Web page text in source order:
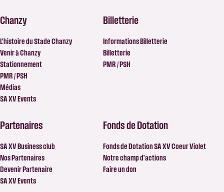
Chanzy
L’histoire du Stade Chanzy
Venir à Chanzy
Stationnement
PMR / PSH
Médias
SA XV Events
Billetterie
Informations Billetterie
Billetterie
PMR / PSH
Partenaires
SA XV Business club
Nos Partenaires
Devenir Partenaire
SA XV Events
Fonds de Dotation
Fonds de Dotation SA XV Coeur Violet
Notre champ d’actions
Faire un don